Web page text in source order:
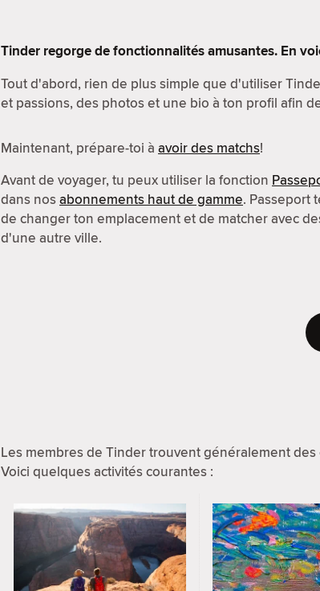
Tinder regorge de fonctionnalités amusantes. En
Tout d'abord, rien de plus simple que d'utiliser
et passions, des photos et une bio à ton profil afin
Maintenant, prépare-toi à avoir des matchs!
Avant de voyager, tu peux utiliser la fonction
dans nosabonnements haut de gamme. Passeport
de changer ton emplacement et de matcher avec
d'une autre ville.
Les membres de Tinder trouvent généralement
Voici quelques activités courantes :